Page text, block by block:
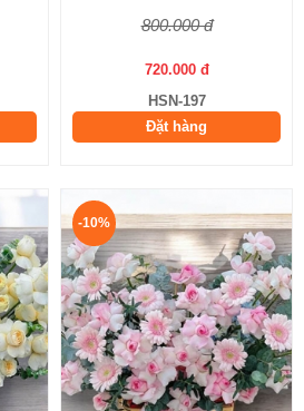
800.000 đ
720.000 đ
HSN-197
Đặt hàng
-10%